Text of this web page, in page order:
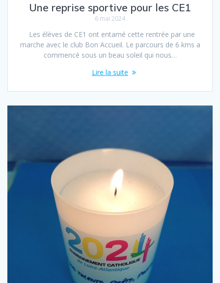
Une reprise sportive pour les CE1
6 mai 2024
Les élèves de CE1 ont entamé cette rentrée par une
marche avec le club Bon Accueil. Le parcours de 6 kms a
commencé sous un beau soleil qui nous…
Lire la suite